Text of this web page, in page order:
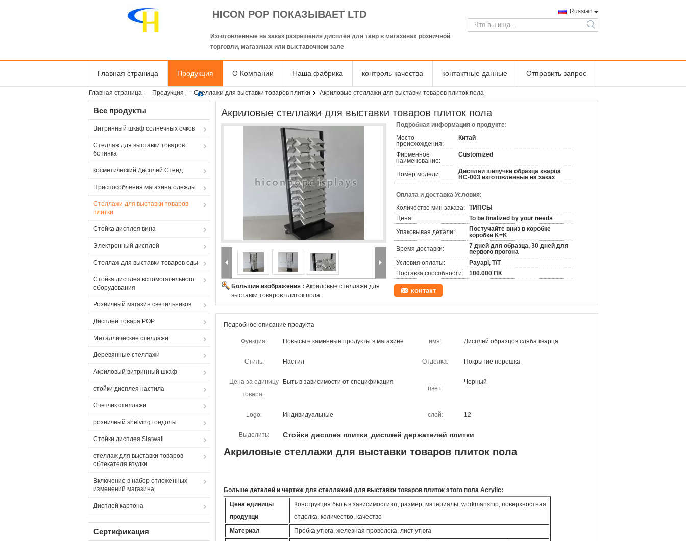
HICON POP ПОКАЗЫВАЕТ LTD
Изготовленные на заказ разрешения дисплея для тавр в магазинах розничной
торговли, магазинах или выставочном зале
Russian
search
Главная страница Продукция О Компании Наша фабрика контроль качества контактные данные Отправить запрос
Главная страница Продукция Стеллажи для выставки товаров плитки Акриловые стеллажи для выставки товаров плиток пола
Все продукты
Витринный шкаф солнечных очков
Стеллаж для выставки товаров
ботинка
косметический Дисплей Стенд
Приспособления магазина одежды
Стеллажи для выставки товаров
плитки
Стойка дисплея вина
Электронный дисплей
Стеллаж для выставки товаров еды
Стойка дисплея вспомогательного
оборудования
Розничный магазин светильников
Дисплеи товара POP
Металлические стеллажи
Деревянные стеллажи
Акриловый витринный шкаф
стойки дисплея настила
Счетчик стеллажи
розничный shelving гондолы
Стойки дисплея Slatwall
стеллаж для выставки товаров
обтекателя втулки
Включение в набор отложенных
изменений магазина
Дисплей картона
Сертификация
Акриловые стеллажи для выставки товаров плиток пола
Большие изображения : Акриловые стеллажи для
выставки товаров плиток пола
Подробная информация о продукте:
Место
происхождения:
Китай
Фирменное
наименование:
Customized
Номер модели:
Дисплеи шипучки образца кварца
HC-003 изготовленные на заказ
Оплата и доставка Условия:
Количество мин заказа: ТИПСЫ
Цена:
To be finalized by your needs
Упаковывая детали:
Постучайте вниз в коробке
коробки K=K
Время доставки:
7 дней для образца, 30 дней для
первого прогона
Условия оплаты:
Payapl, T/T
Поставка способности:
100.000 ПК
контакт
Подробное описание продукта
Функция: Повысьте каменные продукты в магазине имя: Дисплей образцов сляба кварца
Стиль: Настил Отделка: Покрытие порошка
Цена за единицу
товара:
Быть в зависимости от спецификация
цвет:
Черный
Logo: Индивидуальные слой: 12
Выделить: Стойки дисплея плитки, дисплей держателей плитки
Акриловые стеллажи для выставки товаров плиток пола
Больше деталей и чертеж для стеллажей для выставки товаров плиток этого пола Acrylic:
Цена единицы
продукци
Конструкция быть в зависимости от, размер, материалы, workmanship, поверхностная
отделка, количество, качество
Материал
Пробка утюга, железная проволока, лист утюга